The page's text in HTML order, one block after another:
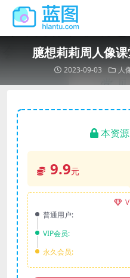
臆想莉莉周人像
2023-09-03 人
本资
9.9元
普通用户:
VIP会员:
永久会员: